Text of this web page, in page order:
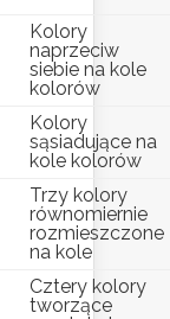
Kolory
naprzeciw
siebie na kole
kolorów
Kolory
sąsiadujące na
kole kolorów
Trzy kolory
równomiernie
rozmieszczone
na kole
Cztery kolory
tworzące